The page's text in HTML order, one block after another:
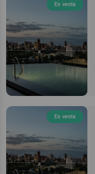
En venta
En venta